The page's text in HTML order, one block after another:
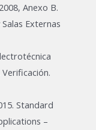
Anexo B.
Externas
Standard
–